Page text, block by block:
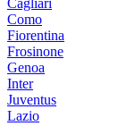
Como
Fiorentina
Frosinone
Genoa
Inter
Juventus
Lazio